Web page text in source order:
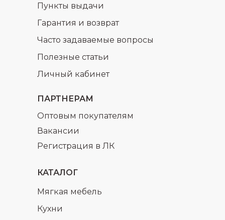
ПАРТНЕРАМ
Регистрация в ЛК
Оптовым покупателям
Вакансии
КАТАЛОГ
Кухни
Мягкая мебель
Часто задаваемые вопросы
Гарантия и возврат
Полезные статьи
Пункты выдачи
Личный кабинет